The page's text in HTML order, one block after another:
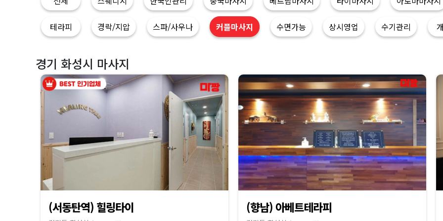
테라피 경락/지압 스파/사우나 커플마사지 수면가능 상시영업 수기관리
경기 화성시 마사지
(서동탄역) 힐링타이 (향남) 아베트테라피